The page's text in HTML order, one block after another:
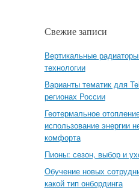
Свежие записи
Вертикальные
технологии
Варианты тематик для
регионах России
Геотермальное
использование энергии
комфорта
Пионы: сезон, выбор и
Обучение новых
какой тип онбординга